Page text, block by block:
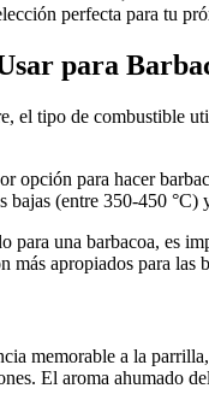
perfecta para tu
para
el tipo de combustible
opción para hacer
bajas (entre 350-450 °C)
para una barbacoa, es
más apropiados para
memorable a la
El aroma ahumado